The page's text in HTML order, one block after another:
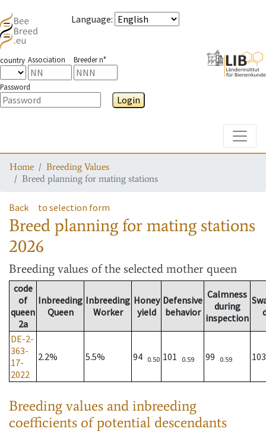
Language:
country Association Breeder n°
Password
Login
Home
Breeding Values
Breed planning for mating stations
Back to selection form
Breed planning for mating stations
2026
Breeding values of the selected mother queen
code
of
queen
2a
Inbreeding
Queen
Inbreeding
Worker
Honey
yield
Defensive
behavior
Calmness
during
inspection
DE-2-
363-
17-
2022
2.2% 5.5% 94 0.50 101 0.59 99 0.59
Breeding values and inbreeding
coefficients of potential descendants